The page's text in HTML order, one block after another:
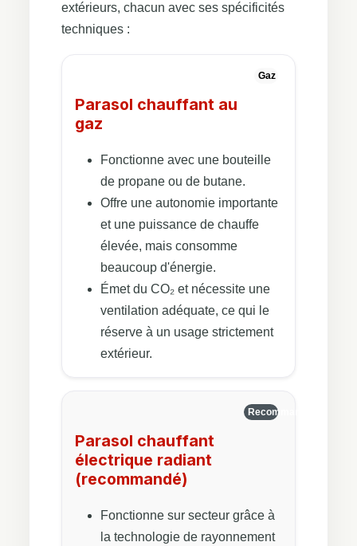
extérieurs, chacun avec ses spécificités
techniques :
Parasol chauffant au
gaz
Gaz
Fonctionne avec une bouteille
de propane ou de butane.
Offre une autonomie importante
et une puissance de chauffe
élevée, mais consomme
beaucoup d'énergie.
Émet du CO₂ et nécessite une
ventilation adéquate, ce qui le
réserve à un usage strictement
extérieur.
Parasol chauffant
électrique radiant
(recommandé)
Recommandé
Fonctionne sur secteur grâce à
la technologie de rayonnement